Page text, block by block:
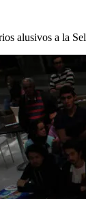
alusivos a la